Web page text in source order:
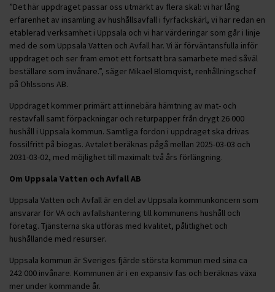
”Det här uppdraget passar oss utmärkt av flera skäl: vi har lång
erfarenhet av insamling av hushållsavfall i fyrfackskärl, vi har redan en
etablerad verksamhet i Uppsala och vi har värderingar som går i linje
med de som Uppsala Vatten och Avfall har. Vi är förväntansfulla inför
uppdraget och ser fram emot ett fortsatt bra samarbete med såväl
beställare som invånare.”, säger Mikael Blomqvist, renhållningschef
på Ohlssons AB.
Uppdraget kommer primärt att innebära hämtning av mat- och
restavfall samt förpackningar och returpapper från drygt 26 000
hushåll i Uppsala kommun. Samtliga fordon i uppdraget ska drivas
fossilfritt på biogas. Avtalet beräknas pågå mellan 2025-03-03 och
2031-03-02, med möjlighet till maximalt två års förlängning.
Om Uppsala Vatten och Avfall AB
Uppsala Vatten och Avfall är en del av Uppsala kommunkoncern som
ansvarar för VA och avfallshantering till kommunens hushåll och
företag. Tjänsterna ska utföras med kvalitet, pålitlighet och
hushållande med resurser.
Uppsala kommun är Sveriges fjärde största kommun med sina ca
242 000 invånare. Kommunen är i en expansiv fas och beräknas växa
mer under kommande år.